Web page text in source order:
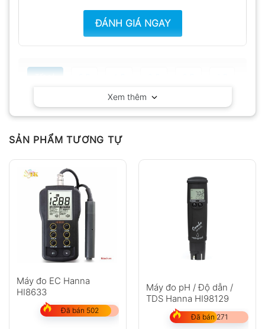
ĐÁNH GIÁ NGAY
Có ảnh
Chưa có đánh giá nào.
Hỏi đáp
Anh Chị
Xem thêm
SẢN PHẨM TƯƠNG TỰ
Máy đo EC Hanna
HI8633
Đã bán 502
Máy đo pH / Độ dẫn /
TDS Hanna HI98129
Đã bán 271